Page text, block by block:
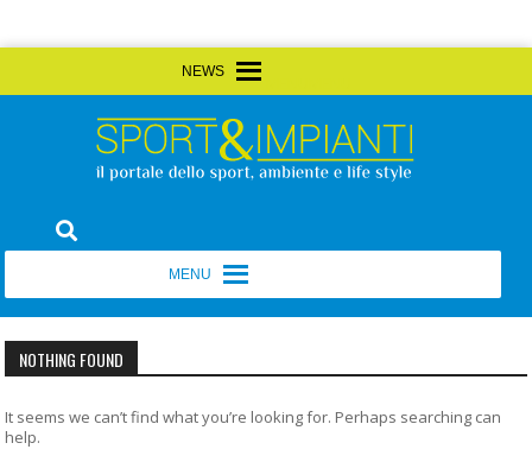
to
Sport&Impianti
NOTHING FOUND
It seems we can’t find what you’re looking for. Perhaps searching can
help.